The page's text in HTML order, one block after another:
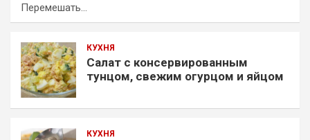
Перемешать…
КУХНЯ
Салат с консервированным
тунцом, свежим огурцом и яйцом
КУХНЯ